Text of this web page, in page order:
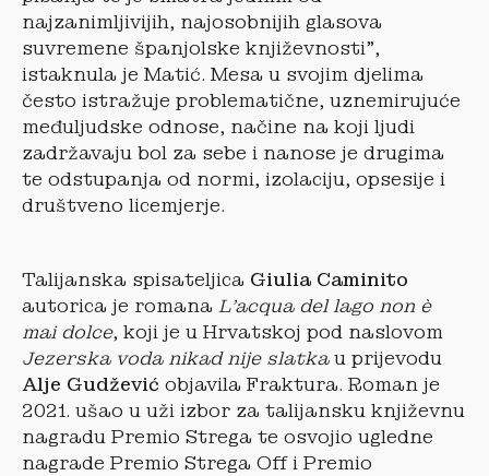
najzanimljivijih, najosobnijih glasova
suvremene španjolske književnosti”,
istaknula je Matić. Mesa u svojim djelima
često istražuje problematične, uznemirujuće
međuljudske odnose, načine na koji ljudi
zadržavaju bol za sebe i nanose je drugima
te odstupanja od normi, izolaciju, opsesije i
društveno licemjerje.
Talijanska spisateljica Giulia Caminito
autorica je romana L’acqua del lago non è
mai dolce, koji je u Hrvatskoj pod naslovom
Jezerska voda nikad nije slatkau prijevodu
Alje Gudžević objavila Fraktura. Roman je
2021. ušao u uži izbor za talijansku književnu
nagradu Premio Strega te osvojio ugledne
nagrade Premio Strega Off i Premio